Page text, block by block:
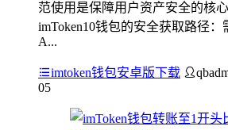
范使用是保障用户资产安全的核
imToken10钱包的安全获取路径
A...
imtoken钱包安卓版下载
05